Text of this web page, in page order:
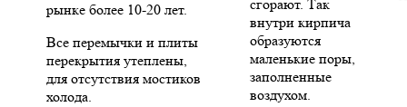
рынке более 10-20 лет.
Все перемычки и плиты
перекрытия утеплены,
для отсутствия мостиков
холода.
сгорают. Так
внутри кирпича
образуются
маленькие поры,
заполненные
воздухом.